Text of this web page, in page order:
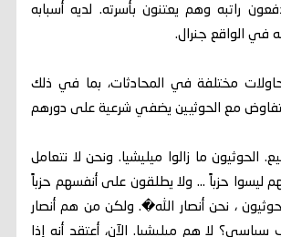
راتبه وهم يعتنون بأسرته. لديه أسبابه
في الواقع جنرال.
مختلفة في المحادثات، بما في ذلك
مع الحوثيين يضفي شرعية على دورهم
الحوثيون ما زالوا ميليشيا. ونحن لا نتعامل
ليسوا حزباً ... ولا يطلقون على أنفسهم حزباً
، نحن أنصار الله�. ولكن من هم أنصار
لا هم ميليشيا. الآن، أعتقد أنه إذا